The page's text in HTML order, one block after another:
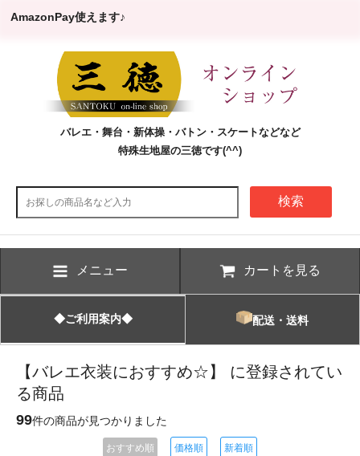
AmazonPay使えます♪
バレエ・舞台・新体操・バトン・スケートなどなど
特殊生地屋の三徳です(^^)
検索
メニュー カートを見る
◆ご利用案内◆ 配送・送料
【バレエ衣装におすすめ☆】 に登録されてい
る商品
99件の商品が見つかりました
おすすめ順 価格順 新着順